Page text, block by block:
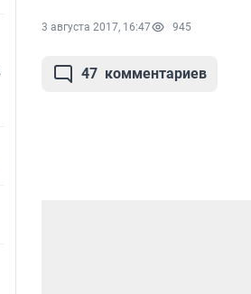
3 августа 2017, 16:47 945
47 комментариев